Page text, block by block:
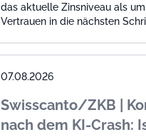
das aktuelle Zinsniveau als um
Vertrauen in die nächsten
07.08.2026
Swisscanto/ZKB |
nach dem KI-Crash: